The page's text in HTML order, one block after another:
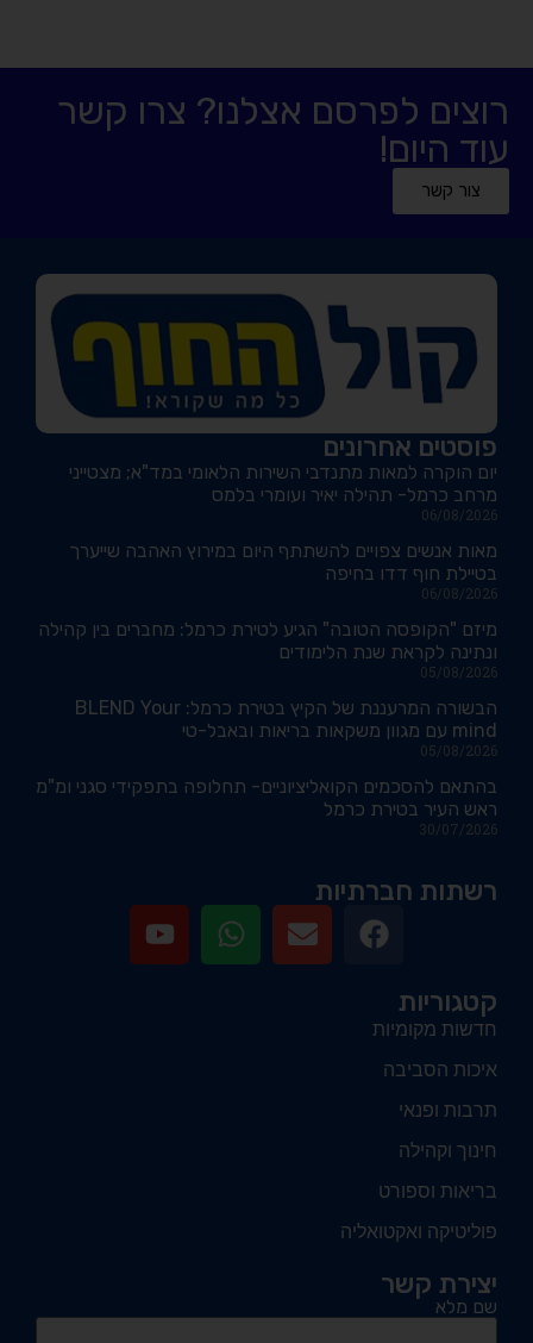
רוצים לפרסם אצלנו? צרו קשר
עוד היום!
צור קשר
פוסטים אחרונים
יום הוקרה למאות מתנדבי השירות הלאומי במד"א; מצטייני
מרחב כרמל- תהילה יאיר ועומרי בלמס
06/08/2026
מאות אנשים צפויים להשתתף היום במירוץ האהבה שייערך
בטיילת חוף דדו בחיפה
06/08/2026
מיזם "הקופסה הטובה" הגיע לטירת כרמל: מחברים בין קהילה
ונתינה לקראת שנת הלימודים
05/08/2026
הבשורה המרעננת של הקיץ בטירת כרמל: BLEND Your
mind עם מגוון משקאות בריאות ובאבל-טי
05/08/2026
בהתאם להסכמים הקואליציוניים- תחלופה בתפקידי סגני ומ"מ
ראש העיר בטירת כרמל
30/07/2026
רשתות חברתיות
קטגוריות
חדשות מקומיות
איכות הסביבה
תרבות ופנאי
חינוך וקהילה
בריאות וספורט
פוליטיקה ואקטואליה
יצירת קשר
שם מלא